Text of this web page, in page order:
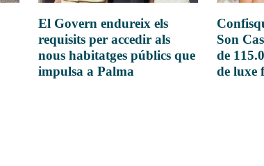
El Govern endureix els
requisits per accedir als
nous habitatges públics que
impulsa a Palma
Son
de
de luxe